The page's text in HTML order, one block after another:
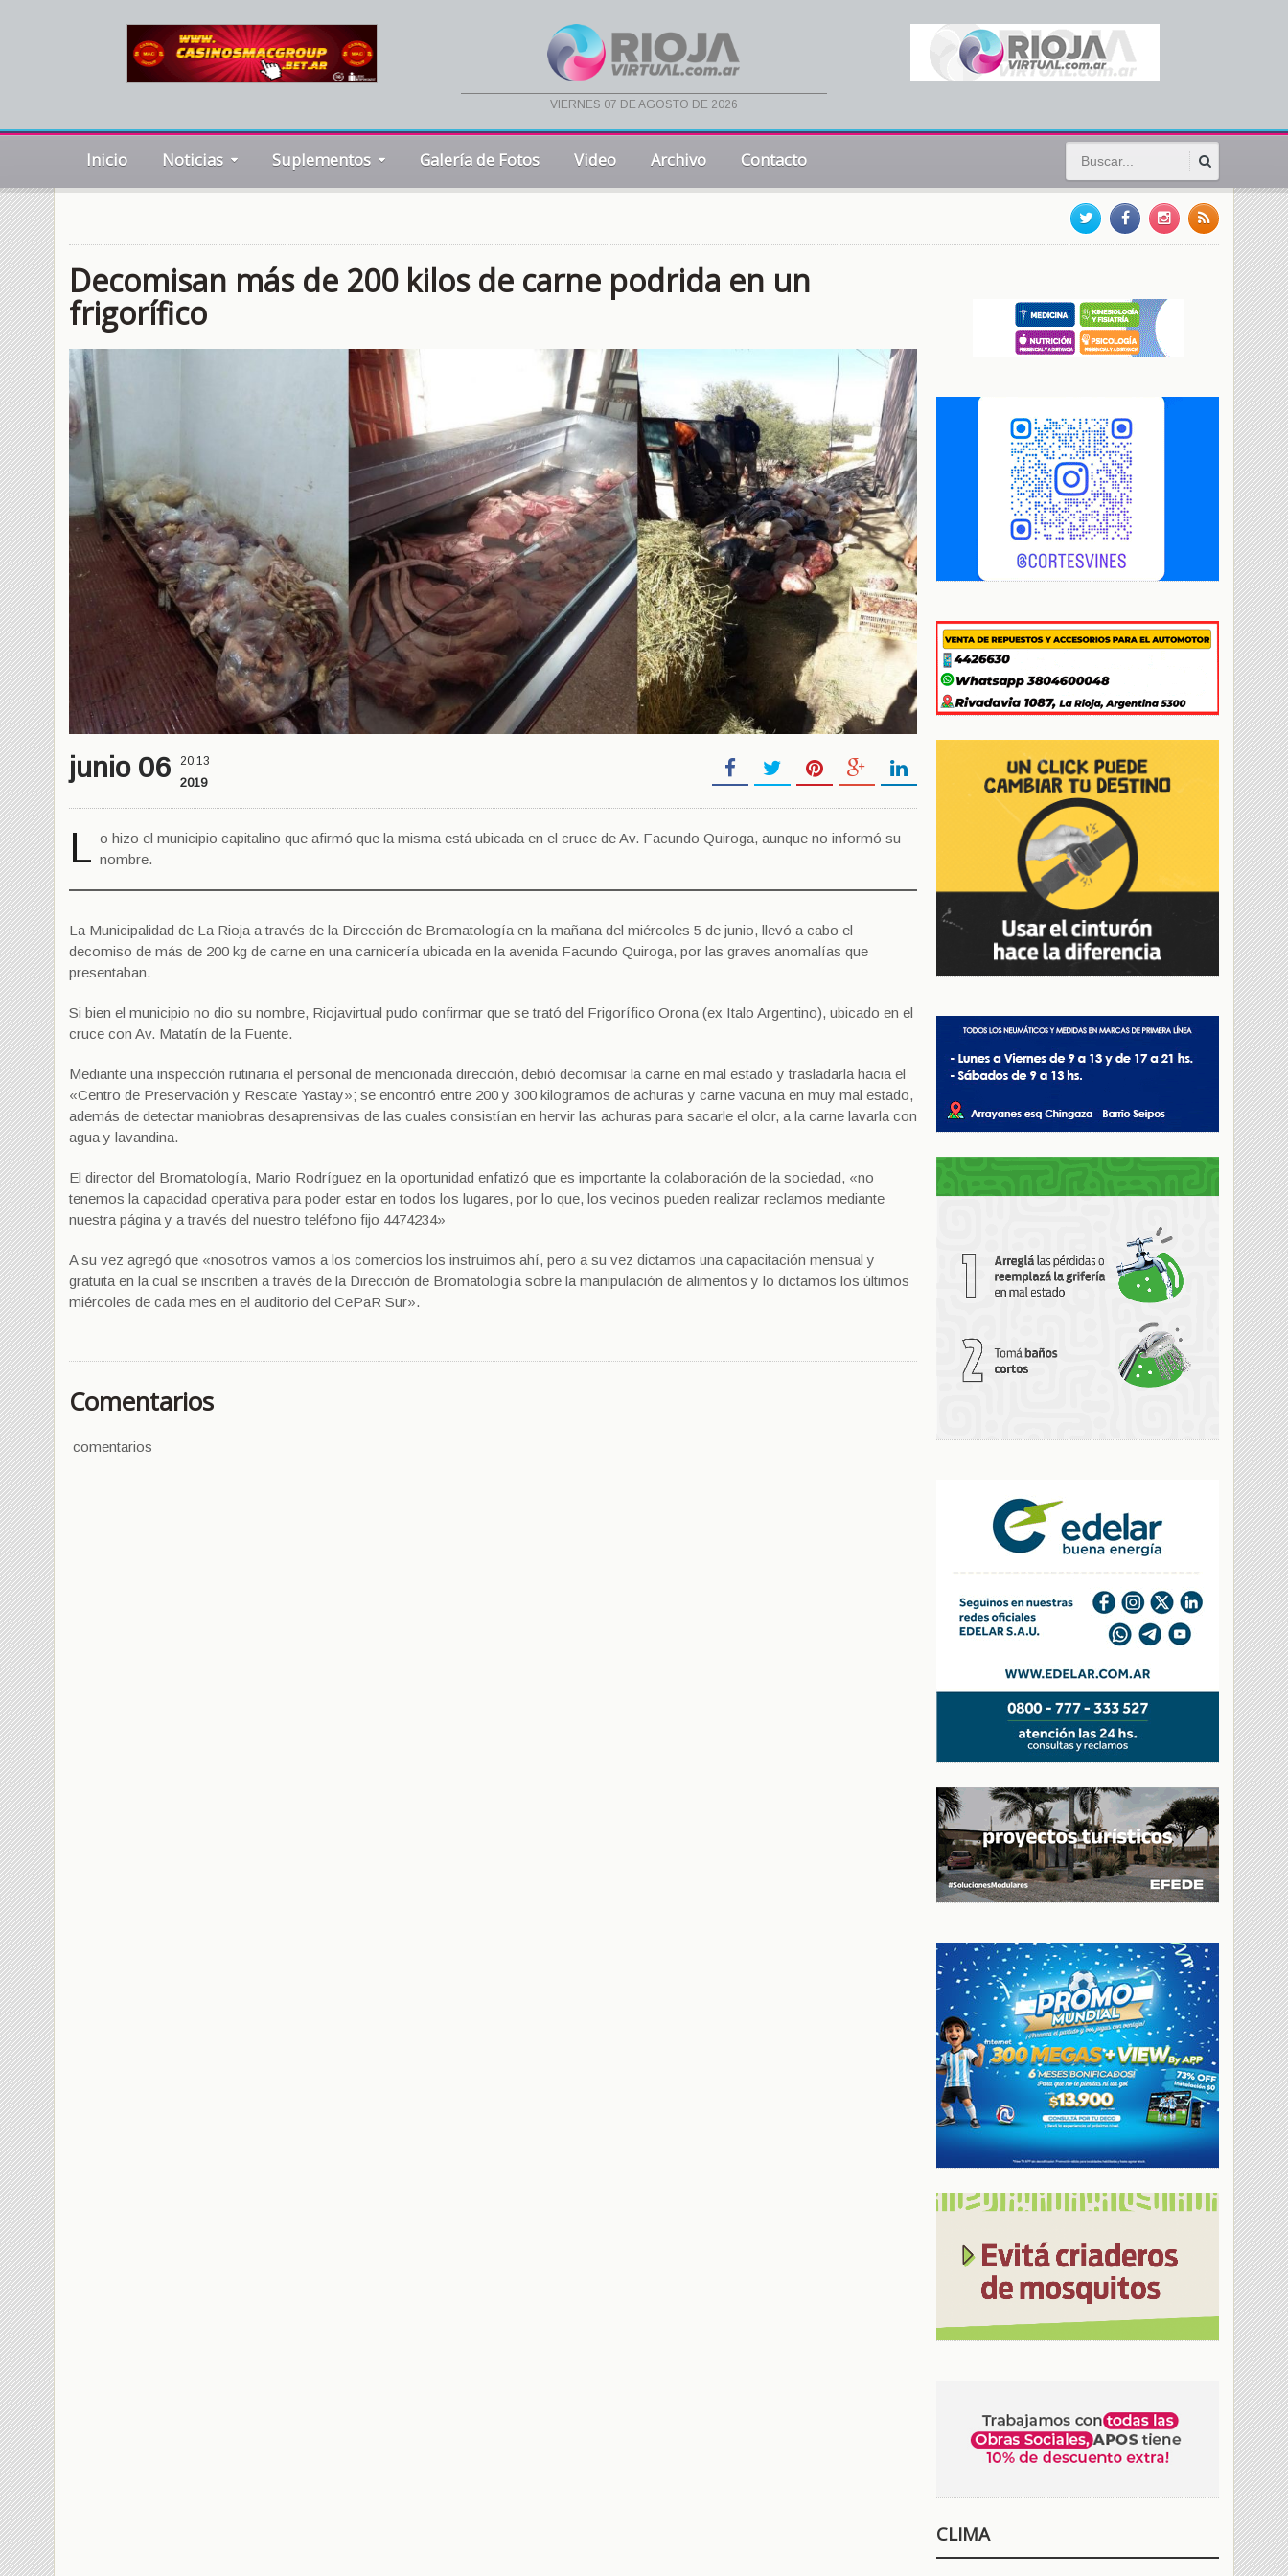
viernes 07 de agosto de 2026
Inicio Noticias Suplementos Galería de Fotos Video Archivo Contacto
Decomisan más de 200 kilos de carne podrida en un
frigorífico
junio 06 20:13
2019
L o hizo el municipio capitalino que afirmó que la misma está ubicada en el cruce de Av. Facundo Quiroga, aunque no informó su
nombre.
La Municipalidad de La Rioja a través de la Dirección de Bromatología en la mañana del miércoles 5 de junio, llevó a cabo el
decomiso de más de 200 kg de carne en una carnicería ubicada en la avenida Facundo Quiroga, por las graves anomalías que
presentaban.
Si bien el municipio no dio su nombre, Riojavirtual pudo confirmar que se trató del Frigorífico Orona (ex Italo Argentino), ubicado en el
cruce con Av. Matatín de la Fuente.
Mediante una inspección rutinaria el personal de mencionada dirección, debió decomisar la carne en mal estado y trasladarla hacia el
«Centro de Preservación y Rescate Yastay»; se encontró entre 200 y 300 kilogramos de achuras y carne vacuna en muy mal estado,
además de detectar maniobras desaprensivas de las cuales consistían en hervir las achuras para sacarle el olor, a la carne lavarla con
agua y lavandina.
El director del Bromatología, Mario Rodríguez en la oportunidad enfatizó que es importante la colaboración de la sociedad, «no
tenemos la capacidad operativa para poder estar en todos los lugares, por lo que, los vecinos pueden realizar reclamos mediante
nuestra página y a través del nuestro teléfono fijo 4474234»
A su vez agregó que «nosotros vamos a los comercios los instruimos ahí, pero a su vez dictamos una capacitación mensual y
gratuita en la cual se inscriben a través de la Dirección de Bromatología sobre la manipulación de alimentos y lo dictamos los últimos
miércoles de cada mes en el auditorio del CePaR Sur».
Comentarios
comentarios
CLIMA